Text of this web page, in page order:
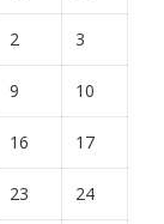
2 3
9 10
16 17
23 24